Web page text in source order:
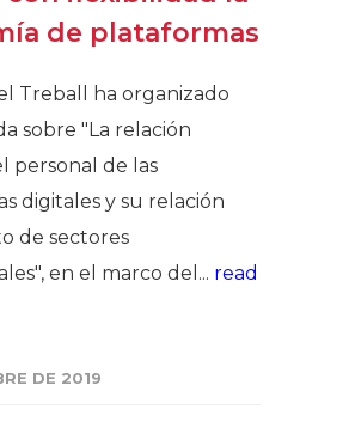
de plataformas
Treball ha organizado
sobre "La relación
personal de las
digitales y su relación
de sectores
en el marco del... read
DE 2019